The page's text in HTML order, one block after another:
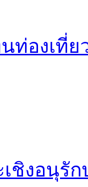
ท่องเที่ย
ชิงอนุรัก